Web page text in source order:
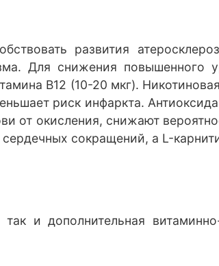
развития
Для снижения повышенного
В12 (10-20 мкг).
риск инфаркта.
от окисления, снижают
сокращений, а L-
и дополнительная